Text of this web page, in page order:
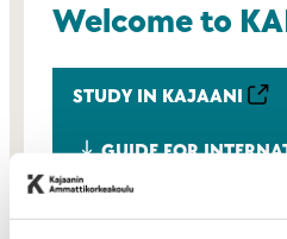
Welcome to
STUDY IN KAJAANI
GUIDE FOR